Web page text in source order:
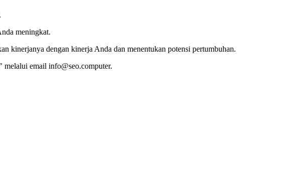
meningkat.
kinerjanya dengan kinerja Anda dan menentukan potensi pertumbuhan.
email info@seo.computer.